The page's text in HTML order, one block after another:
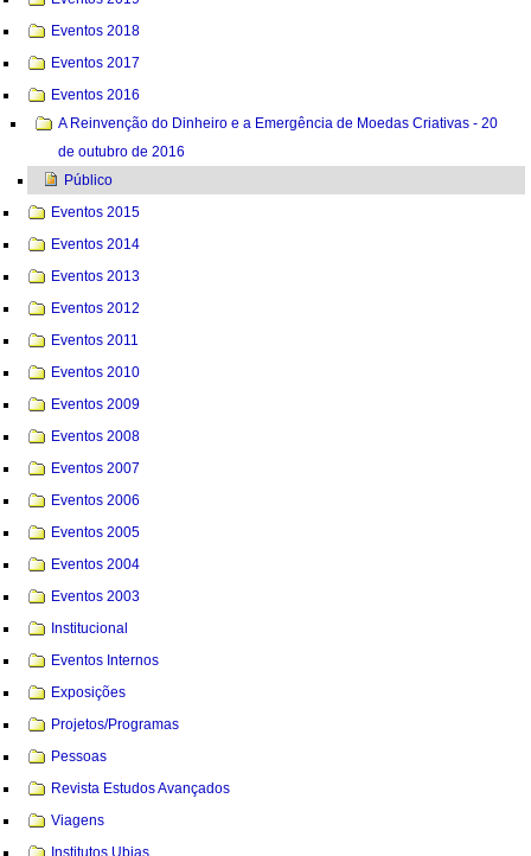
Eventos 2018
Eventos 2017
Eventos 2016
A Reinvenção do Dinheiro e a Emergência de Moedas Criativas - 20
de outubro de 2016
Público
Eventos 2015
Eventos 2014
Eventos 2013
Eventos 2012
Eventos 2011
Eventos 2010
Eventos 2009
Eventos 2008
Eventos 2007
Eventos 2006
Eventos 2005
Eventos 2004
Eventos 2003
Institucional
Eventos Internos
Exposições
Projetos/Programas
Pessoas
Revista Estudos Avançados
Viagens